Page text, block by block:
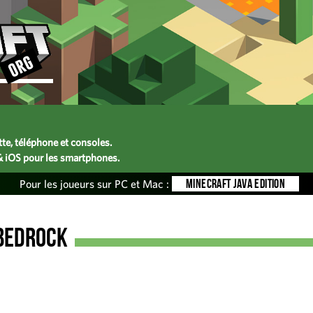
téléphone et consoles.
pour les smartphones.
Pour les joueurs sur PC et Mac : Minecraft JAVA Edition